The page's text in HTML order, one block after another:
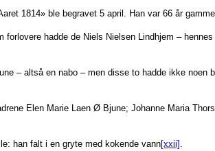
1814» ble begravet 5 april. Han var 66 år gammel.
hadde de Niels Nielsen Lindhjem –
– altså en nabo – men disse to hadde ikke noen
Elen Marie Laen Ø Bjune; Johanne Maria
han falt i en gryte med kokende vann[xxii]